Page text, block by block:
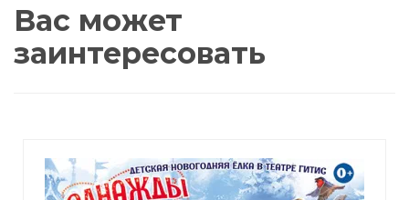
Вас может
заинтересовать